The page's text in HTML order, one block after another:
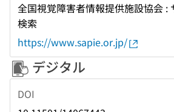
全国視覚障害者情報提供施設協会 :
検索
https://www.sapie.or.jp/
デジタル
DOI